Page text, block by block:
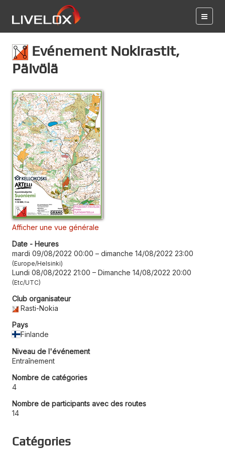
Evénement Nokirastit,
Päivölä
Afficher une vue générale
Date - Heures
mardi 09/08/2022 00:00 – dimanche 14/08/2022 23:00
Europe/Helsinki
Lundi 08/08/2022 21:00 – Dimanche 14/08/2022 20:00
Etc/UTC
Club organisateur
Rasti-Nokia
Pays
Finlande
Niveau de l'événement
Entraînement
Nombre de catégories
4
Nombre de participants avec des routes
14
Catégories